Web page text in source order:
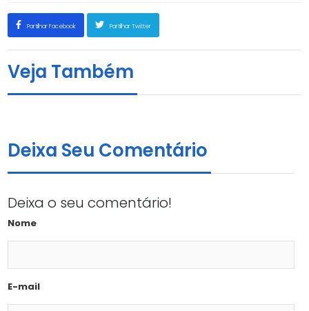
Partilhar Facebook Partilhar Twitter
Veja Também
Pesquisa de Proteção e Segurança Social
23 de Outubro, 2018
Deixa Seu Comentário
Deixa o seu comentário!
Nome
E-mail